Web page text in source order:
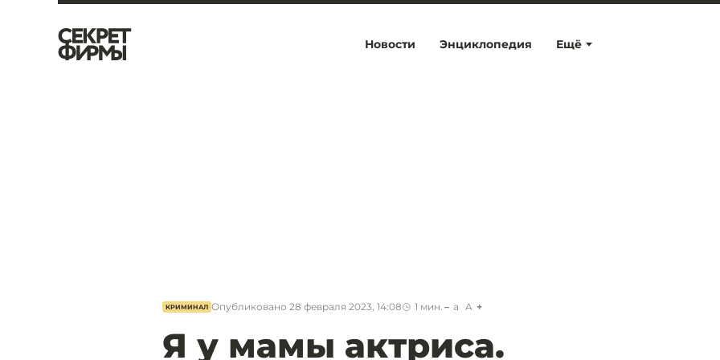
Ещё
Новости Энциклопедия
КРИМИНАЛ Опубликовано 28 февраля 2023, 14:08 1 мин. a A
Я у мамы актриса.